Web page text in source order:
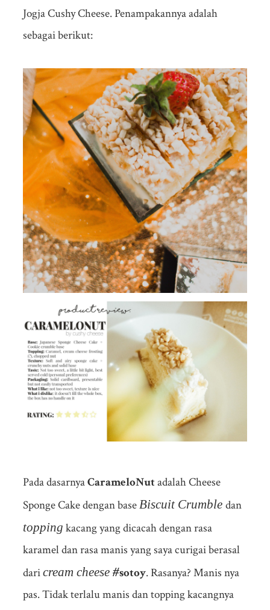
Jogja Cushy Cheese. Penampakannya adalah
sebagai berikut:
Pada dasarnyaCarameloNutadalah Cheese
Sponge Cake dengan baseBiscuit Crumble dan
topping kacang yang dicacah dengan rasa
karamel dan rasa manis yang saya curigai berasal
daricream cheese #sotoy. Rasanya? Manis nya
pas. Tidak terlalu manis dan topping kacangnya